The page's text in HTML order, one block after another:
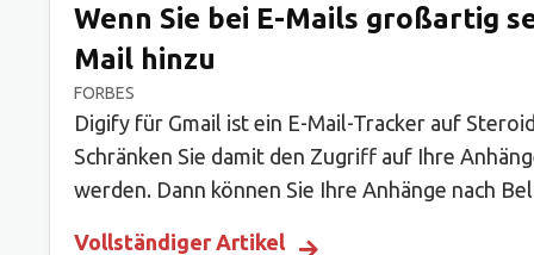
Wenn Sie bei E-Mails großartig
Mail hinzu
FORBES
Digify für Gmail ist ein E-Mail-Tracker auf
Schränken Sie damit den Zugriff auf Ihre
werden. Dann können Sie Ihre Anhänge nach
Vollständiger Artikel